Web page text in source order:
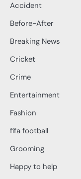
Accident
Before-After
Breaking News
Cricket
Crime
Entertainment
Fashion
fifa football
Grooming
Happy to help